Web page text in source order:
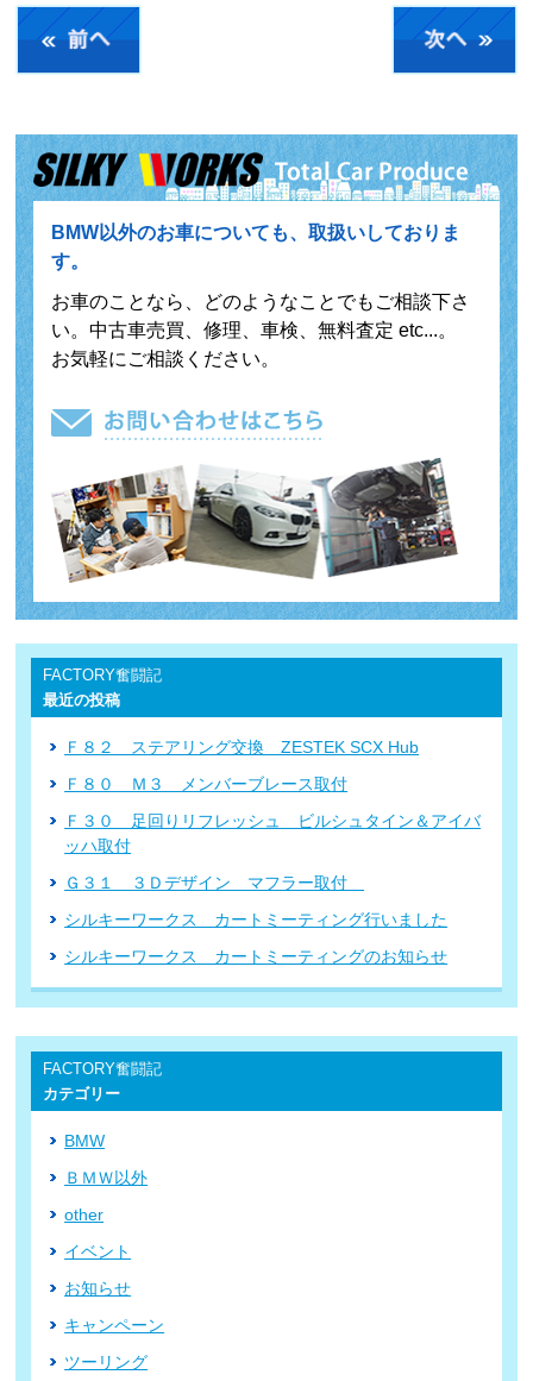
BMW以外のお車についても、取扱いしておりま
す。
お車のことなら、どのようなことでもご相談下さ
い。中古車売買、修理、車検、無料査定 etc...。
お気軽にご相談ください。
FACTORY奮闘記
最近の投稿
Ｆ８２ ステアリング交換 ZESTEK SCX Hub
Ｆ８０ Ｍ３ メンバーブレース取付
Ｆ３０ 足回りリフレッシュ ビルシュタイン＆アイバ
ッハ取付
Ｇ３１ ３Ｄデザイン マフラー取付
シルキーワークス カートミーティング行いました
シルキーワークス カートミーティングのお知らせ
FACTORY奮闘記
カテゴリー
BMW
ＢＭＷ以外
other
イベント
お知らせ
キャンペーン
ツーリング